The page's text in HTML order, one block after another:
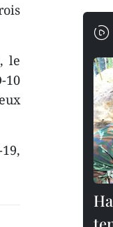
le
10